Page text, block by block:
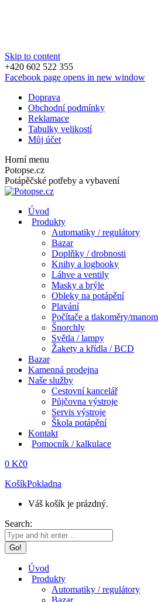
Skip to content
+420 602 522 355
Facebook page opens in new window
Doprava
Obchodní podmínky
Reklamace
Tabulky velikostí
Můj účet
Horní menu
Potopse.cz
Potápěčské potřeby a vybavení
Úvod
Produkty
Automatiky / regulátory
Bazar
Doplňky / drobnosti
Knihy a logbooky
Láhve a ventily
Masky a brýle
Obleky na potápění
Plavání
Počítače a tlakoměry/
Šnorchly
Světla / lampy
Žakety a křídla / BCD
Bazar
Kamenná prodejna
Naše služby
Cestovní kancelář
Půjčovna výstroje
Servis výstroje
Škola potápění
Kontakt
Pomocník / kalkulace
0 Kč0
KošíkPokladna
Váš košík je prázdný.
Search:
Úvod
Produkty
Automatiky / regulátory
Bazar